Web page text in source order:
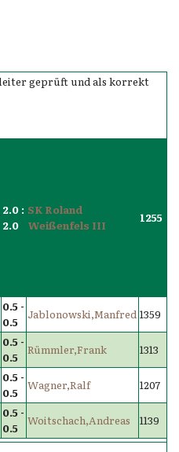
2.0 :
2.0
SK Roland
Weißenfels III
1255
0.5 -
0.5
Jablonowski,Manfred 1359
0.5 -
0.5
Rümmler,Frank 1313
0.5 -
0.5
Wagner,Ralf 1207
0.5 -
0.5
Woitschach,Andreas 1139